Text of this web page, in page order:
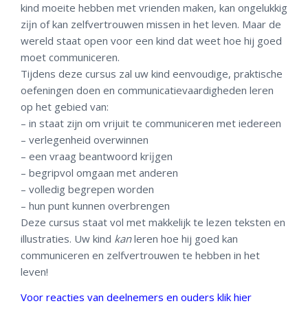
kind moeite hebben met vrienden maken, kan ongelukkig
zĳn of kan zelfvertrouwen missen in het leven. Maar de
wereld staat open voor een kind dat weet hoe hij goed
moet communiceren.
Tijdens deze cursus zal uw kind eenvoudige, praktische
oefeningen doen en communicatievaardigheden leren
op het gebied van:
– in staat zijn om vrijuit te communiceren met iedereen
– verlegenheid overwinnen
– een vraag beantwoord krĳgen
– begripvol omgaan met anderen
– volledig begrepen worden
– hun punt kunnen overbrengen
Deze cursus staat vol met makkelijk te lezen teksten en
illustraties. Uw kind kanleren hoe hij goed kan
communiceren en zelfvertrouwen te hebben in het
leven!
Voor reacties van deelnemers en ouders klik hier